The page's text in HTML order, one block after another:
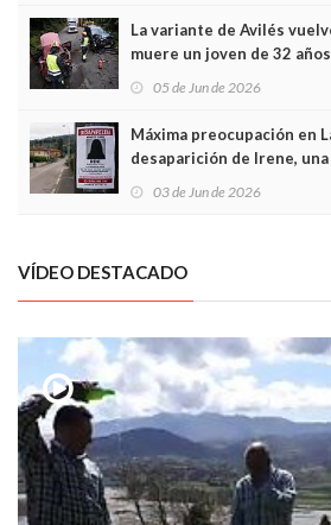
La variante de Avilés
muere un joven de 32
frontal
05 de Jun de 2026
Máxima preocupación en
desaparición de Irene,
03 de Jun de 2026
VÍDEO DESTACADO